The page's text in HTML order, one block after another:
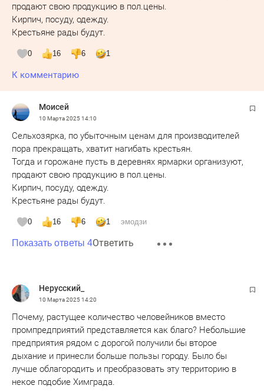
продают свою продукцию в пол.цены.
Кирпич, посуду, одежду.
Крестьяне рады будут.
0 16 6 1
К комментарию
Моисей
10 Марта 202514:10
Сельхозярка, по убыточным ценам для производителей
пора прекращать, хватит нагибать крестьян.
Тогда и горожане пусть в деревнях ярмарки организуют,
продают свою продукцию в пол.цены.
Кирпич, посуду, одежду.
Крестьяне рады будут.
0 16 6 1 эмодзи
Показать ответы 4Ответить
Нерусский_
10 Марта 202514:20
Почему, растущее количество человейников вместо
промпредприятий представляется как благо? Небольшие
предприятия рядом с дорогой получили бы второе
дыхание и принесли больше пользы городу. Было бы
лучше облагородить и преобразовать эту территорию в
некое подобие Химграда.